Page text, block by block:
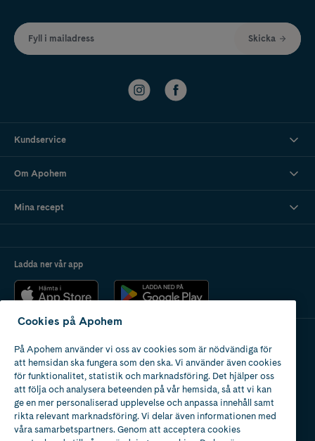
Fyll i mailadress Skicka
Kundservice
Om Apohem
Mina recept
Ladda ner vår app
Apotek med tillstånd
av Läkemedelsverket
Cookies på Apohem
På Apohem använder vi oss av cookies som är nödvändiga för
att hemsidan ska fungera som den ska. Vi använder även cookies
för funktionalitet, statistik och marknadsföring. Det hjälper oss
att följa och analysera beteenden på vår hemsida, så att vi kan
ge en mer personaliserad upplevelse och anpassa innehåll samt
rikta relevant marknadsföring. Vi delar även informationen med
våra samarbetspartners. Genom att acceptera cookies